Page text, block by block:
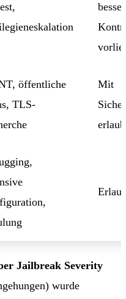
öffentliche
TLS-
Mit
Jailbreak Severity
wurde